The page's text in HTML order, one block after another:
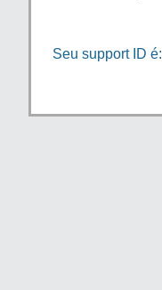
Seu support ID é: